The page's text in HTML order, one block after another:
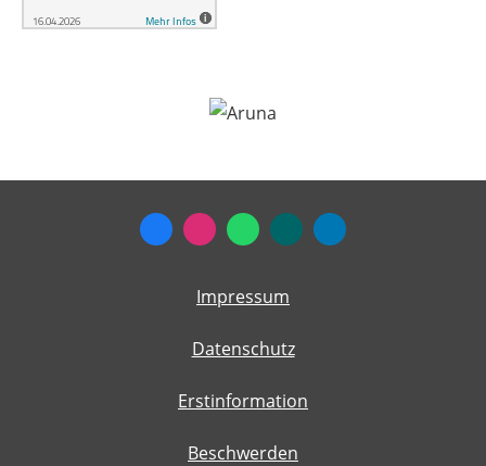
Impressum
Datenschutz
Erstinformation
Beschwerden